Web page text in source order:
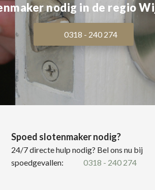
nodig in de regio
0318 - 240 274
Spoed slotenmaker nodig?
24/7 directe hulp nodig? Bel ons nu bij
spoedgevallen:
0318 - 240 274